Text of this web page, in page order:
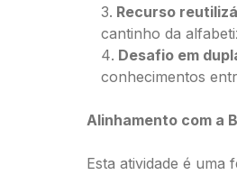
Recurso
cantinho da
Desafio em
conhecimentos
Alinhamento com a
Esta atividade é uma